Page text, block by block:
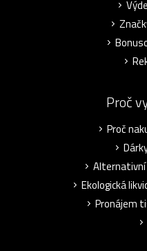
Proč
Proč
Alternativní
Ekologická
Pronájem